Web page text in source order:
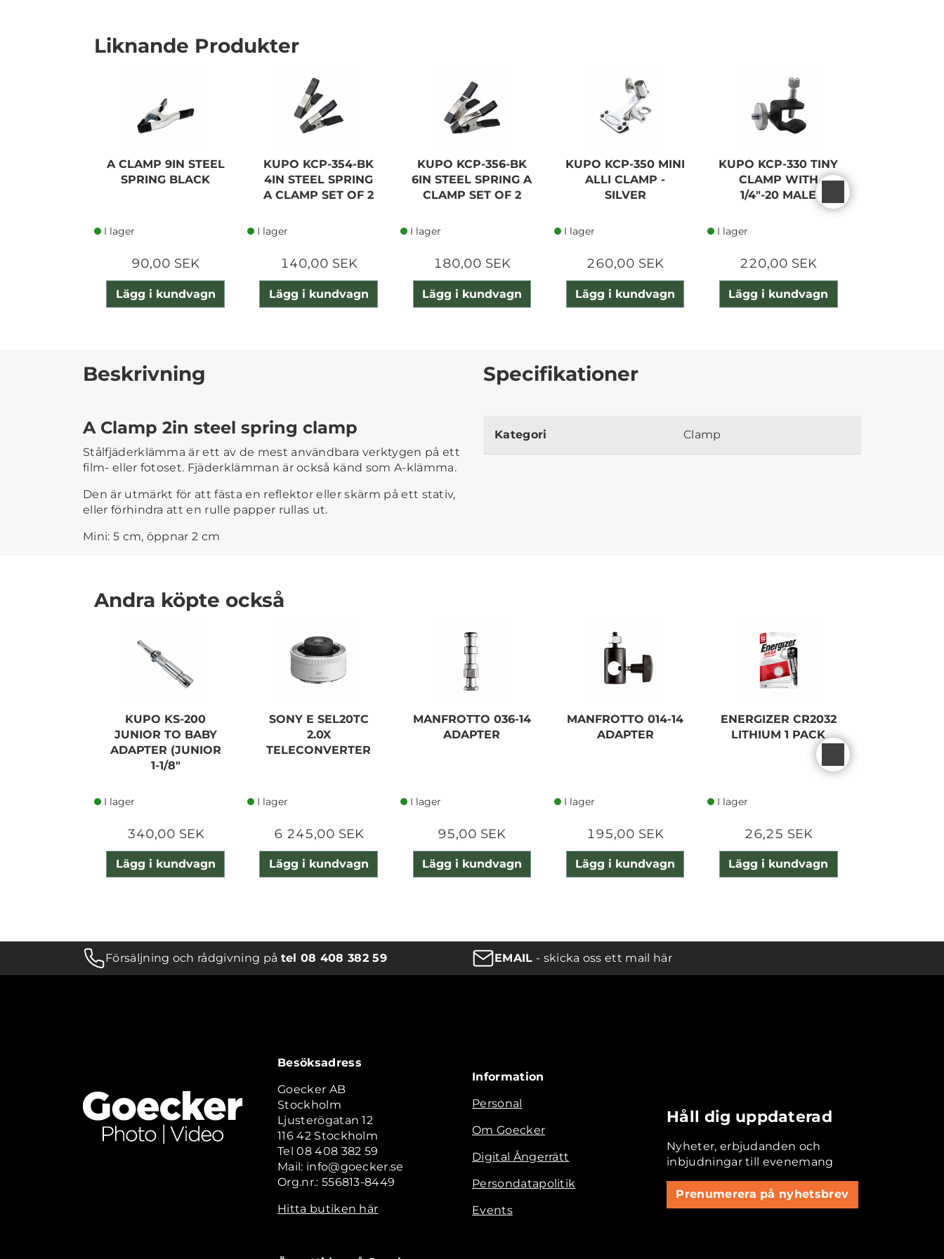
MAGTAPE GAFFA 50MM X
50M XTRA MATT BLACK
I lager
160,00 SEK
Liknande Produkter
A CLAMP 9IN STEEL
SPRING BLACK
I lager
90,00 SEK
Lägg i kundvagn
KUPO KCP-354-BK
4IN STEEL SPRING
A CLAMP SET OF 2
I lager
140,00 SEK
Lägg i kundvagn
KUPO KCP-356-BK
6IN STEEL SPRING A
CLAMP SET OF 2
I lager
180,00 SEK
Lägg i kundvagn
KUPO KCP-350 MINI
ALLI CLAMP -
SILVER
I lager
260,00 SEK
Lägg i kundvagn
KUPO KCP-330 TINY
CLAMP WITH
1/4"-20 MALE
I lager
220,00 SEK
Lägg i kundvagn
Beskrivning
A Clamp 2in steel spring clamp
Stålfjäderklämma är ett av de mest användbara verktygen på ett
film- eller fotoset. Fjäderklämman är också känd som A-klämma.
Den är utmärkt för att fästa en reflektor eller skärm på ett stativ,
eller förhindra att en rulle papper rullas ut.
Mini: 5 cm, öppnar 2 cm
Specifikationer
Kategori Clamp
Andra köpte också
KUPO KS-200
JUNIOR TO BABY
ADAPTER (JUNIOR
1-1/8"
I lager
340,00 SEK
Lägg i kundvagn
SONY E SEL20TC
2.0X
TELECONVERTER
I lager
6 245,00 SEK
Lägg i kundvagn
MANFROTTO 036-14
ADAPTER
I lager
95,00 SEK
Lägg i kundvagn
MANFROTTO 014-14
ADAPTER
I lager
195,00 SEK
Lägg i kundvagn
ENERGIZER CR2032
LITHIUM 1 PACK
I lager
26,25 SEK
Lägg i kundvagn
Försäljning och rådgivning på tel 08 408 382 59 EMAIL - skicka oss ett mail här
Besöksadress
Goecker AB
Stockholm
Ljusterögatan 12
116 42 Stockholm
Tel 08 408 382 59
Mail: info@goecker.se
Org.nr.: 556813-8449
Hitta butiken här
Information
Personal
Om Goecker
Digital Ångerrätt
Persondatapolitik
Events
Håll dig uppdaterad
Nyheter, erbjudanden och
inbjudningar till evenemang
Prenumerera på nyhetsbrev